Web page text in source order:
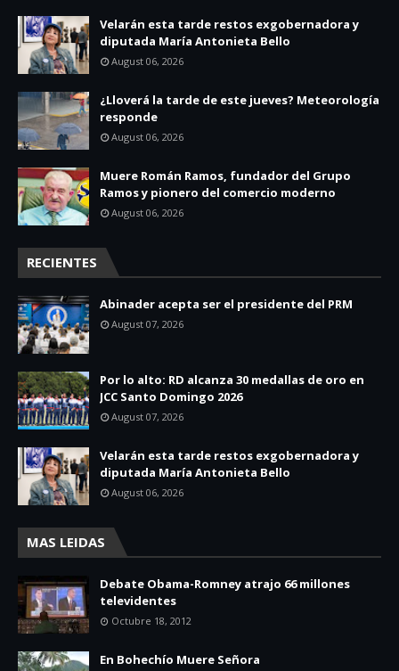
Velarán esta tarde restos exgobernadora y
diputada María Antonieta Bello
August 06, 2026
¿Lloverá la tarde de este jueves? Meteorología
responde
August 06, 2026
Muere Román Ramos, fundador del Grupo
Ramos y pionero del comercio moderno
August 06, 2026
RECIENTES
Abinader acepta ser el presidente del PRM
August 07, 2026
Por lo alto: RD alcanza 30 medallas de oro en
JCC Santo Domingo 2026
August 07, 2026
Velarán esta tarde restos exgobernadora y
diputada María Antonieta Bello
August 06, 2026
MAS LEIDAS
Debate Obama-Romney atrajo 66 millones
televidentes
Octubre 18, 2012
En Bohechío Muere Señora